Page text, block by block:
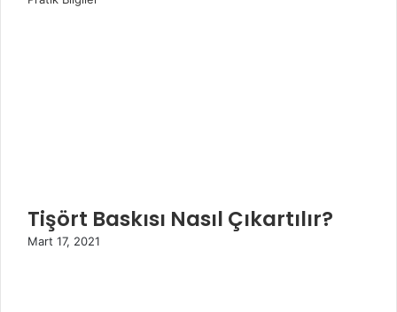
Tişört Baskısı Nasıl Çıkartılır?
Mart 17, 2021